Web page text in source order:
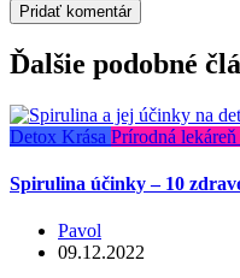
Ďalšie podobné
Detox Krása Prírodná lekáreň
Spirulina účinky – 10
Pavol
09.12.2022